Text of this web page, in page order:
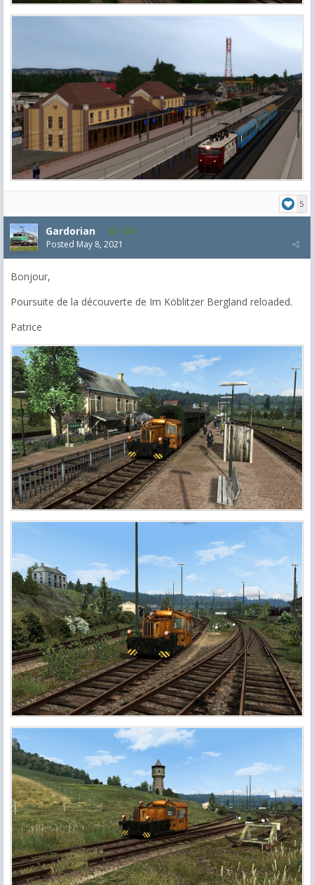
5
Gardorian 1,903
Posted May 8, 2021
Bonjour,
Poursuite de la découverte de Im Köblitzer Bergland reloaded.
Patrice